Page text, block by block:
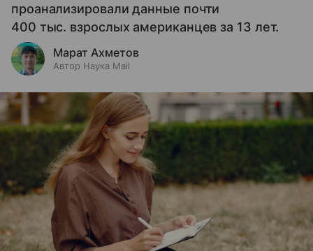
проанализировали данные почти
400 тыс. взрослых американцев за 13 лет.
Марат Ахметов
Автор Наука Mail